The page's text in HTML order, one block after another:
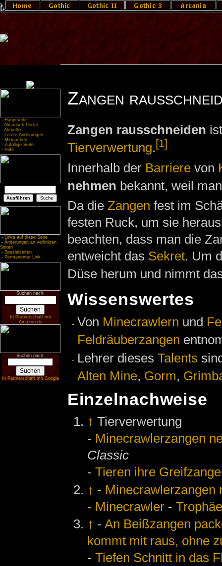
- Hauptseite
- Almanach-Portal
- Aktuelles
- Letzte Änderungen
- Mitmachen
- Zufällige Seite
- Hilfe
- Links auf diese Seite
- Änderungen an verlinkten
Seiten
- Spezialseiten
- Permanenter Link
Suchen nach:
In Partnerschaft mit
Amazon.de
Suchen nach:
In Partnerschaft mit Google
Zangen
Zangen rausschneiden
Tierverwertung. [1]
Innerhalb der Barrierevon
nehmen bekannt, weil
Da die Zangen fest im
festen Ruck, um sie
beachten, dass man die
entweicht das Sekret. Um
Düse herum und nimmt
Wissenswertes
Von Minecrawlern und
Feldräuberzangen
Lehrer dieses Talents
Alten Mine, Gorm,
Einzelnachweise
↑ Tierverwertung
- Minecrawlerzangen
Classic
-Tieren ihre
↑ - Minecrawlerzangen
- Minecrawler -
↑ -An Beißzangen
kommt mit raus, ohne
-Tiefen Schnitt in das